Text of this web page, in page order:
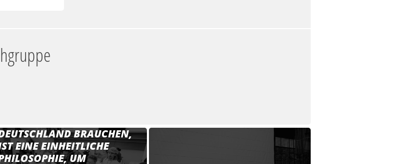
BRAUCHEN,
EINE EINHEITLICHE
UM